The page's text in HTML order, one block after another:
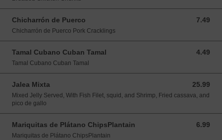
Chicharrón de Puerco 7.49
7.49 USD
Chicharrón de Puerco Pork Cracklings
Tamal Cubano Cuban Tamal 4.49
4.49 USD
Tamal Cubano Cuban Tamal
Jalea Mixta 25.99
25.99 USD
Mixed Jelly Served, With Fish Filet, squid, and Shrimp, Fried cassava, and
pico de gallo
Mariquitas de Plátano ChipsPlantain 6.99
6.99 USD
Mariquitas de Plátano ChipsPlantain